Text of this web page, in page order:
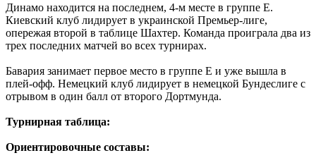
Динамо находится на последнем, 4-м месте в группе E.
Киевский клуб лидирует в украинской Премьер-лиге,
опережая второй в таблице Шахтер. Команда проиграла два из
трех последних матчей во всех турнирах.
Бавария занимает первое место в группе E и уже вышла в
плей-офф. Немецкий клуб лидирует в немецкой Бундеслиге с
отрывом в один балл от второго Дортмунда.
Турнирная таблица:
Ориентировочные составы: